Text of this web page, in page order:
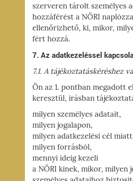
szerveren tárolt személyes
hozzáférést a NÖRI
ellenőrizhető, ki, mikor,
fért hozzá.
7. Az adatkezeléssel
7.1. A tájékoztatáskéréshez
Ön az 1. pontban megadott
keresztül, írásban
milyen személyes adatait,
milyen jogalapon,
milyen adatkezelési cél
milyen forrásból,
mennyi ideig kezeli
a NÖRI kinek, mikor, milyen